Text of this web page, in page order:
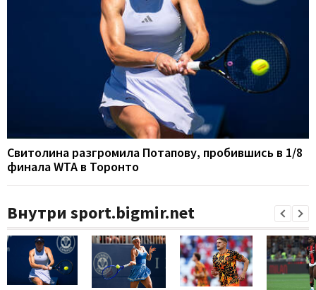
Свитолина разгромила Потапову, пробившись в 1/8
финала WTA в Торонто
Внутри sport.bigmir.net